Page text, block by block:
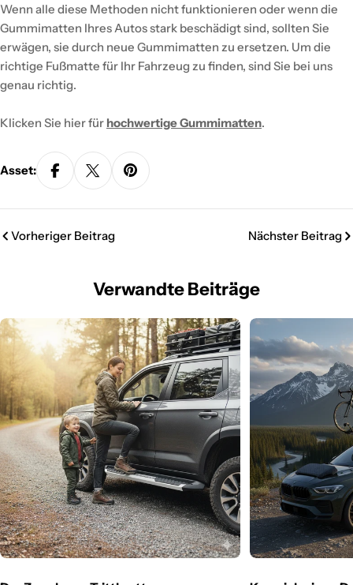
Wenn alle diese Methoden nicht funktionieren oder wenn die
Gummimatten Ihres Autos stark beschädigt sind, sollten Sie
erwägen, sie durch neue Gummimatten zu ersetzen. Um die
richtige Fußmatte für Ihr Fahrzeug zu finden, sind Sie bei uns
genau richtig.
Klicken Sie hier für hochwertige Gummimatten.
Asset:
Vorheriger Beitrag Nächster Beitrag
Verwandte Beiträge